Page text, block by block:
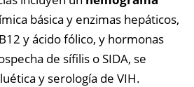
básica y enzimas hepáticos,
y ácido fólico, y hormonas
de sífilis o SIDA, se
y serología de VIH.